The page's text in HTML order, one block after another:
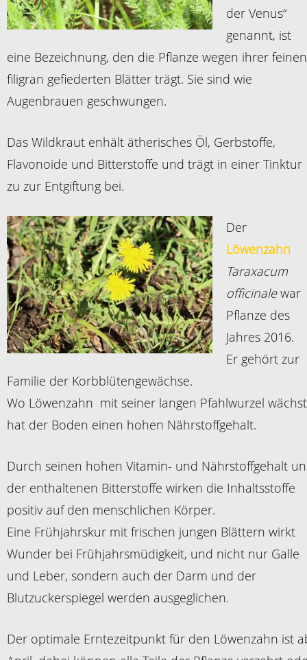
der Venus“
genannt, ist
eine Bezeichnung, den die Pflanze wegen ihrer
filigran gefiederten Blätter trägt. Sie sind wie
Augenbrauen geschwungen.
Das Wildkraut enhält ätherisches Öl, Gerbstoffe,
Flavonoide und Bitterstoffe und trägt in einer Tinktur
zu zur Entgiftung bei.
Der
Löwenzahn
Taraxacum
officinalewar
Pflanze des
Jahres 2016.
Er gehört zur
Familie der Korbblütengewächse.
Wo Löwenzahn mit seiner langen Pfahlwurzel
hat der Boden einen hohen Nährstoffgehalt.
Durch seinen hohen Vitamin- und Nährstoffgehalt
der enthaltenen Bitterstoffe wirken die Inhaltsstoffe
positiv auf den menschlichen Körper.
Eine Frühjahrskur mit frischen jungen Blättern wirkt
Wunder bei Frühjahrsmüdigkeit, und nicht nur Galle
und Leber, sondern auch der Darm und der
Blutzuckerspiegel werden ausgeglichen.
Der optimale Erntezeitpunkt für den Löwenzahn ist